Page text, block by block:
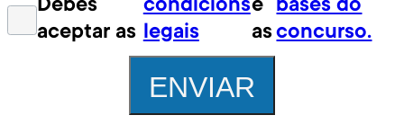
Debes
aceptar as
condicións
legais
e
as
bases do
concurso.
ENVIAR